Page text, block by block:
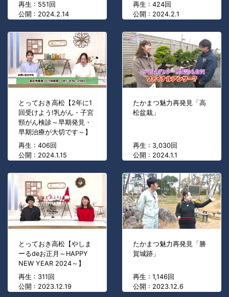
再生 : 551回
公開 : 2024.2.14
再生 : 424回
公開 : 2024.2.1
とっておき高松【2年に1
回受けよう!乳がん・子宮
頸がん検診～早期発見・
早期治療が大切です～】
再生 : 406回
公開 : 2024.1.15
たかまつ魅力再発見「高
松盆栽」
再生 : 3,030回
公開 : 2024.1.1
とっておき高松【やしま
ーるdeお正月～HAPPY
NEW YEAR 2024～】
再生 : 311回
公開 : 2023.12.19
たかまつ魅力再発見「勝
賀城跡」
再生 : 1,146回
公開 : 2023.12.6